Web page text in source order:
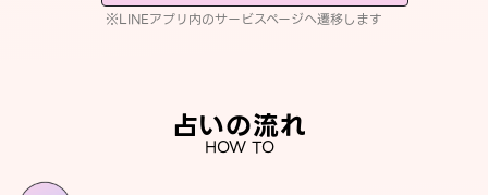
※LINEアプリ内のサービスページへ遷移します
占いの流れ
HOW TO